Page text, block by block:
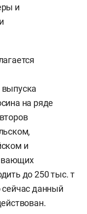
и
на ряде
и
до 250 тыс. т
данный